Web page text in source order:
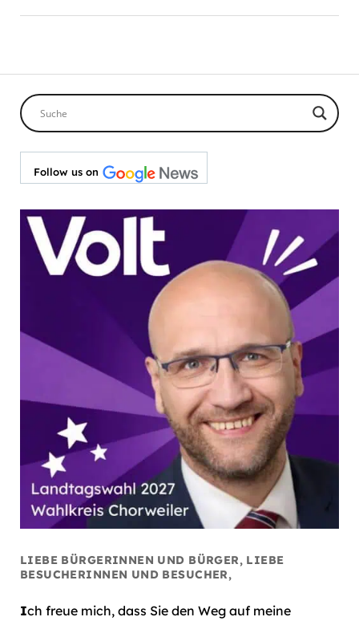
Follow us on
LIEBE BÜRGERINNEN UND BÜRGER, LIEBE
BESUCHERINNEN UND BESUCHER,
Ich freue mich, dass Sie den Weg auf meine